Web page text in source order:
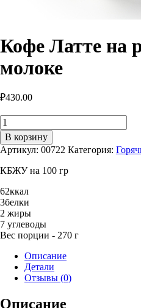
Кофе Латте на
молоке
₽430.00
Количество
товара
Кофе
Латте
растительном
молоке
В корзину
Артикул: 00722 Категория:
КБЖУ на 100 гр
62ккал
3белки
2 жиры
7 углеводы
Вес порции - 270 г
Описание
Детали
Отзывы (0)
Описание